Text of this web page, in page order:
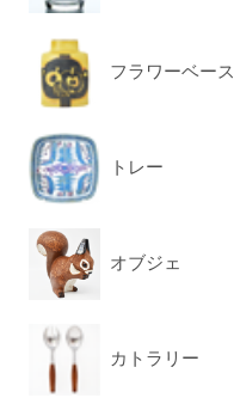
フラワーベース
トレー
オブジェ
カトラリー